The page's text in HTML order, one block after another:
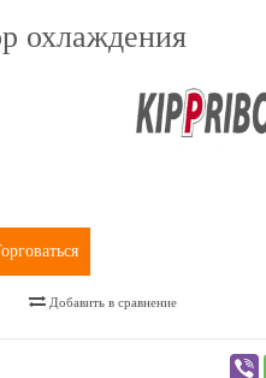
охлаждения
Добавить в сравнение